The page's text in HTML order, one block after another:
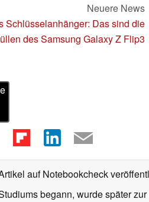
Neuere News
Schlüsselanhänger: Das sind die
des Samsung Galaxy Z Flip3
auf Notebookcheck
begann, wurde später